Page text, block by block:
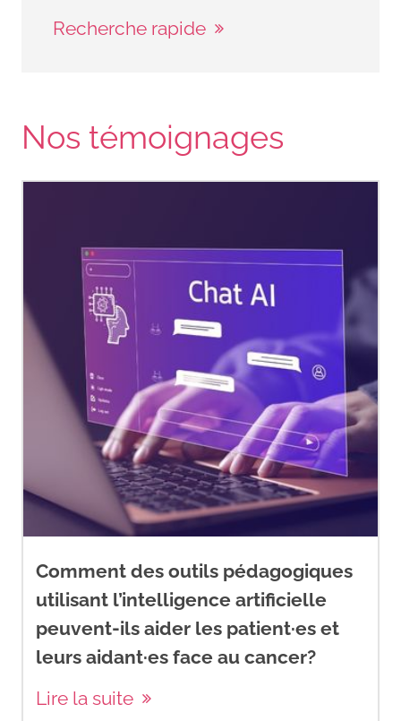
sein. (2020).Sensibilisation au
https://cancer.ca/fr/cancer-
information/cancer-
types/breast/what-is-breast-
cancer/breast-cancer-in-men
Fox, S., Speirs, V., & Shaaban, A.
M. (2022). Male breast cancer:
An update.Virchows Archiv : An
International Journal of
Pathology,480(1), 85–93.
https://doi.org/10.1007/s00428-
Living Beyond Breast Cancer.
(2016).Breast cancer in men:
The basics.
cancer-men-basics
Recherche rapide
Nos témoignages
Comment des outils pédagogiques
utilisant l’intelligence artificielle
peuvent-ils aider les patient·es et
leurs aidant·es face au cancer?
Lire la suite